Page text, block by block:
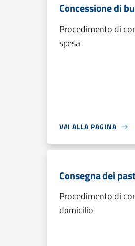
Concessione di
Procedimento di
spesa
VAI ALLA PAGINA
Consegna dei
Procedimento di
domicilio